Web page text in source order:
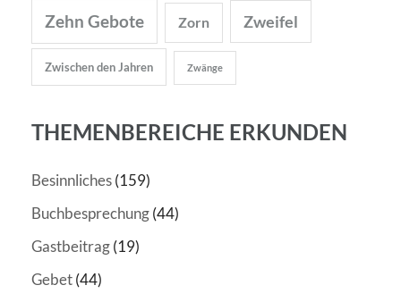
Zehn Gebote Zorn Zweifel
Zwischen den Jahren Zwänge
THEMENBEREICHE ERKUNDEN
Besinnliches(159)
Buchbesprechung(44)
Gastbeitrag(19)
Gebet(44)